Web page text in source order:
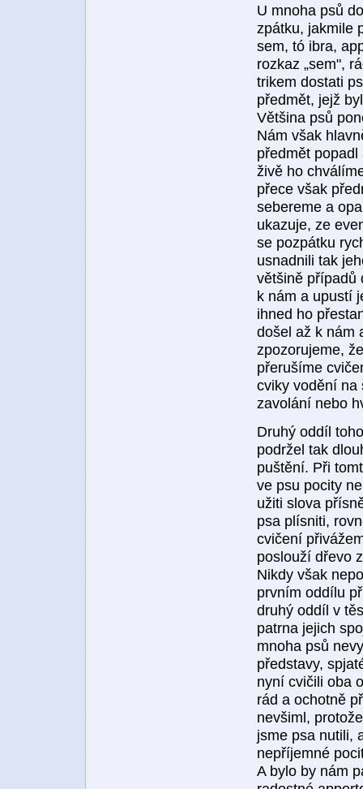
U mnoha psů
zpátku, jakmile
sem, tó ibra,
rozkaz „sem",
trikem dostati
předmět, jejž
Většina psů
Nám však
předmět
živě ho
přece však
sebereme a
ukazuje, ze
se pozpátku
usnadnili tak
většině případů
k nám a upustí
ihned ho
došel až k nám
zpozorujeme,
přerušíme
cviky vodění na
zavolání nebo
Druhý oddíl
podržel tak
puštění. Při
ve psu pocity
užiti slova
psa plísniti,
cvičení
poslouží dřevo
Nikdy však
prvním oddílu
druhý oddíl v
patrna jejich
mnoha psů
představy,
nyní cvičili oba
rád a ochotně
nevšiml,
jsme psa nutili,
nepříjemné
A bylo by nám